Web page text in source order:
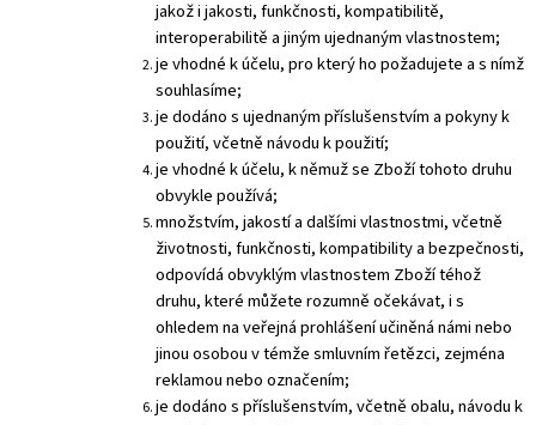
jakož i jakosti, funkčnosti, kompatibilitě,
interoperabilitě a jiným ujednaným vlastnostem;
je vhodné k účelu, pro který ho požadujete a s nímž
souhlasíme;
je dodáno s ujednaným příslušenstvím a pokyny k
použití, včetně návodu k použití;
je vhodné k účelu, k němuž se Zboží tohoto druhu
obvykle používá;
množstvím, jakostí a dalšími vlastnostmi, včetně
životnosti, funkčnosti, kompatibility a bezpečnosti,
odpovídá obvyklým vlastnostem Zboží téhož
druhu, které můžete rozumně očekávat, i s
ohledem na veřejná prohlášení učiněná námi nebo
jinou osobou v témže smluvním řetězci, zejména
reklamou nebo označením;
je dodáno s příslušenstvím, včetně obalu, návodu k